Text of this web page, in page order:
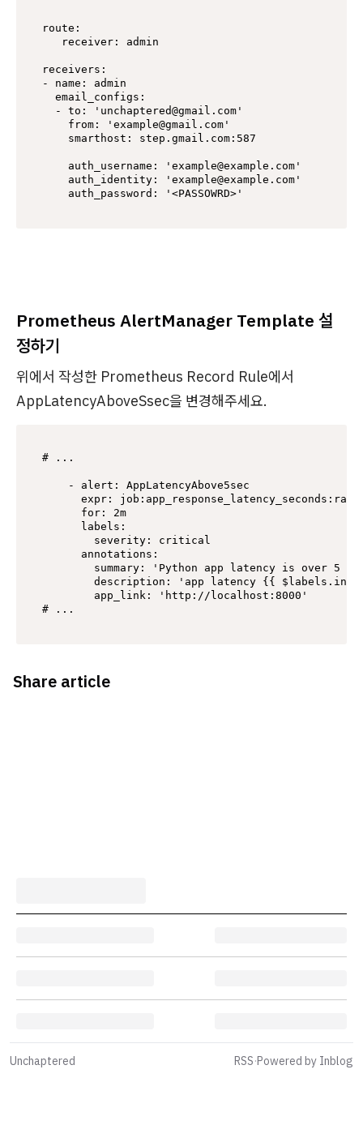
route:
   receiver: admin
receivers:
- name: admin
  email_configs:
  - to: 'unchaptered@gmail.com'
    from: 'example@gmail.com'
    smarthost: step.gmail.com:587
    auth_username: 'example@example.com'
    auth_identity: 'example@example.com'
    auth_password: '<PASSOWRD>'
Prometheus AlertManager Template 설
정하기
위에서 작성한 Prometheus Record Rule에서
AppLatencyAboveSsec을 변경해주세요.
# ...
    - alert: AppLatencyAbove5sec
expr:
      for: 2m
      labels:
        severity: critical
      annotations:
summary: 'Python app latency is over 5
description: 'app latency {{
        app_link: 'http://localhost:8000'
# ...
Share article
Unchaptered RSS·Powered by Inblog